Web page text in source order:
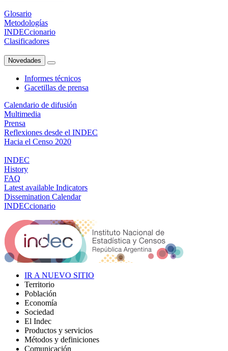
Glosario
Metodologías
INDECcionario
Clasificadores
Novedades
Informes técnicos
Gacetillas de prensa
Calendario de difusión
Multimedia
Prensa
Reflexiones desde el INDEC
Hacia el Censo 2020
INDEC
History
FAQ
Latest available Indicators
Dissemination Calendar
INDECcionario
IR A NUEVO SITIO
Territorio
Población
Economía
Sociedad
El Indec
Productos y servicios
Métodos y definiciones
Comunicación